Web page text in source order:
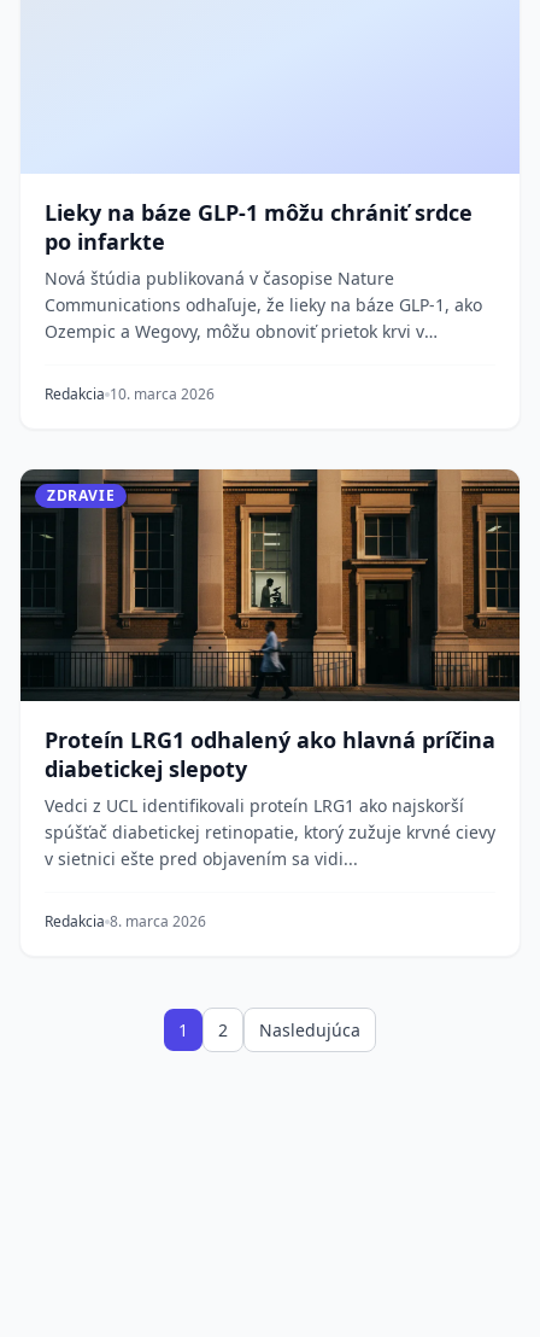
Lieky na báze GLP-1 môžu chrániť srdce
po infarkte
Nová štúdia publikovaná v časopise Nature
Communications odhaľuje, že lieky na báze GLP-1, ako
Ozempic a Wegovy, môžu obnoviť prietok krvi v
Redakcia 10. marca 2026
ZDRAVIE
Proteín LRG1 odhalený ako hlavná príčina
diabetickej slepoty
Vedci z UCL identifikovali proteín LRG1 ako najskorší
spúšťač diabetickej retinopatie, ktorý zužuje krvné cievy
v sietnici ešte pred objavením sa vidi...
Redakcia 8. marca 2026
1 2 Nasledujúca